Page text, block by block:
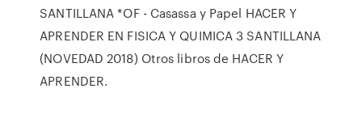
SANTILLANA *OF - Casassa y Papel HACER Y
APRENDER EN FISICA Y QUIMICA 3 SANTILLANA
(NOVEDAD 2018) Otros libros de HACER Y
APRENDER.